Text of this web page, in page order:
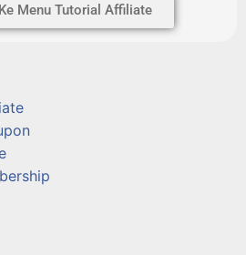
Menu Tutorial Affiliate